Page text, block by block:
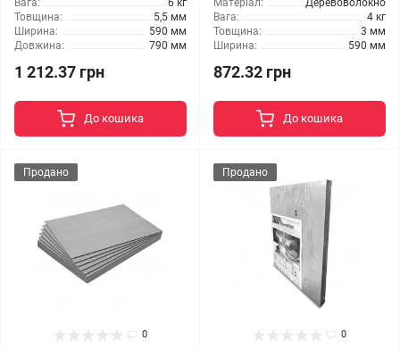
Вага:
6 кг
Товщина:
5,5 мм
Ширина:
590 мм
Довжина:
790 мм
1 212.37 грн
До кошика
Матеріал:
Деревоволокно
Вага:
4 кг
Товщина:
3 мм
Ширина:
590 мм
872.32 грн
До кошика
Продано
0
Продано
0